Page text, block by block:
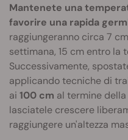
Mantenete una
favorire una rapida
raggiungeranno circa 7
settimana, 15 cm entro la
Successivamente,
applicando tecniche di
ai 100 cm al termine
lasciatele crescere
raggiungere un'altezza